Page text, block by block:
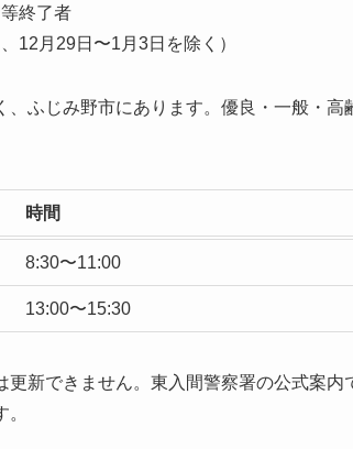
終了者
12月29日〜1月3日を除く）
、ふじみ野市にあります。優良・一般・
時間
8:30〜11:00
13:00〜15:30
新できません。東入間警察署の公式案内